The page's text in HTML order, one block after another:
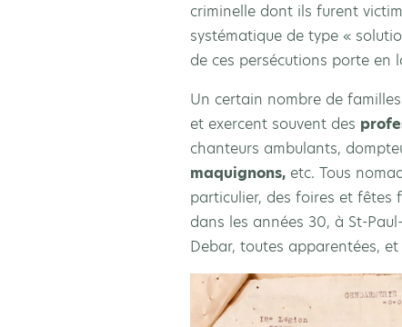
criminelle dont ils furent
systématique de type «
de ces persécutions porte en
Un certain nombre de
et exercent souvent des
chanteurs ambulants,
maquignons, etc. Tous
particulier, des foires et fêtes
dans les années 30, à St-
Debar, toutes apparentées,